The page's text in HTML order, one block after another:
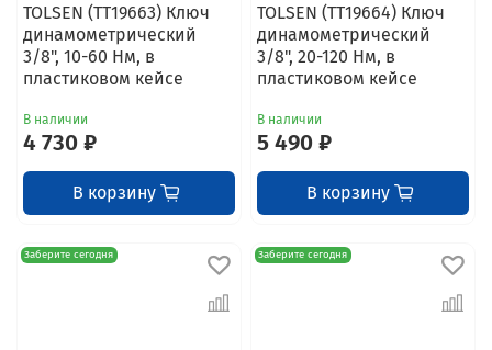
TOLSEN (TT19663) Ключ
динамометрический
3/8", 10-60 Нм, в
пластиковом кейсе
В наличии
4 730 ₽
В корзину
TOLSEN (TT19664) Ключ
динамометрический
3/8", 20-120 Нм, в
пластиковом кейсе
В наличии
5 490 ₽
В корзину
Заберите сегодня Заберите сегодня